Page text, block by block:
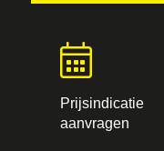
Prijsindicatie
aanvragen